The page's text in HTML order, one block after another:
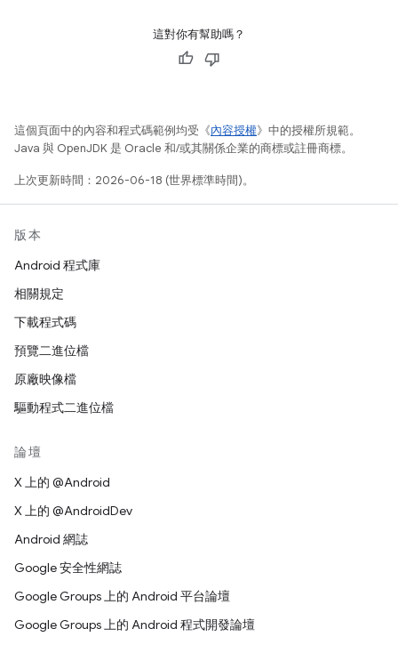
這對你有幫助嗎？
這個頁面中的內容和程式碼範例均受《內容授權》中的授權所規範。
Java 與 OpenJDK 是 Oracle 和/或其關係企業的商標或註冊商標。
上次更新時間：2026-06-18 (世界標準時間)。
版本
Android 程式庫
相關規定
下載程式碼
預覽二進位檔
原廠映像檔
驅動程式二進位檔
論壇
X 上的 @Android
X 上的 @AndroidDev
Android 網誌
Google 安全性網誌
Google Groups 上的 Android 平台論壇
Google Groups 上的 Android 程式開發論壇